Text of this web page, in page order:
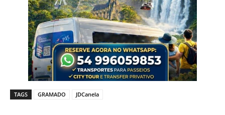
TAGS GRAMADO JDCanela